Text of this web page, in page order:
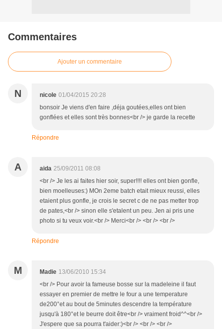
Commentaires
Ajouter un commentaire
N nicole 01/04/2015 20:28
bonsoir Je viens d'en faire ,déja goutées,elles ont bien
gonflées et elles sont très bonnes<br /> je garde la recette
Répondre
A aida 25/09/2011 08:08
<br /> Je les ai faites hier soir, super!!!! elles ont bien gonfle,
bien moelleuses:) MOn 2eme batch etait mieux reussi, elles
etaient plus gonfle, je crois le secret c de ne pas metter trop
de pates,<br /> sinon elle s'etalent un peu. Jen ai pris une
photo si tu veux voir.<br /> Merci<br /> <br /> <br />
Répondre
M Madie 13/06/2010 15:34
<br /> Pour avoir la fameuse bosse sur la madeleine il faut
essayer en premier de mettre le four a une temperature
de200°et au bout de 5minutes descendre la température
jusqu'à 180°et le beurre doit être<br /> vraiment froid^^<br />
J'espere que sa pourra t'aider:)<br /> <br /> <br />